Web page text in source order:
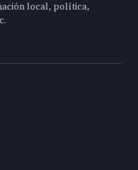
local, política,